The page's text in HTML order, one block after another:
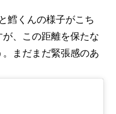
鱈くんの様子がこち
、この距離を保たな
まだまだ緊張感のあ